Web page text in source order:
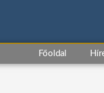
Főoldal